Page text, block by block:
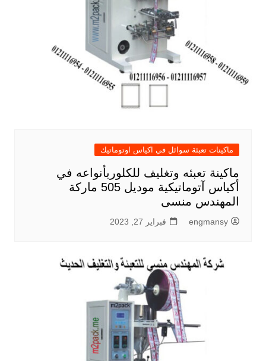
ماكينات تعبئة سوائل في اكياس اوتوماتيك
ماكينة تعبئه وتغليف للكلوربأنواعه في
أكياس آتوماتيكية موديل 505 ماركة
المهندس منسى
engmansy فبراير 27, 2023